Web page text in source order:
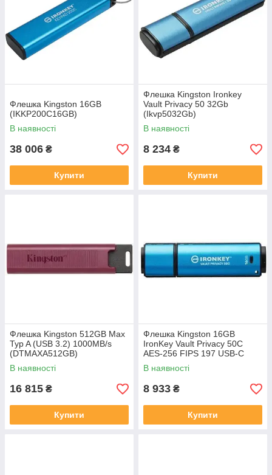
Флешка Kingston 16GB
(IKKP200C16GB)
В наявності
38 006 ₴
Купити
Флешка Kingston Ironkey
Vault Privacy 50 32Gb
(Ikvp5032Gb)
В наявності
8 234 ₴
Купити
Флешка Kingston 512GB Max
Typ A (USB 3.2) 1000MB/s
(DTMAXA512GB)
В наявності
16 815 ₴
Купити
Флешка Kingston 16GB
IronKey Vault Privacy 50C
AES-256 FIPS 197 USB-C
(IKVP50C16GB)
В наявності
8 933 ₴
Купити